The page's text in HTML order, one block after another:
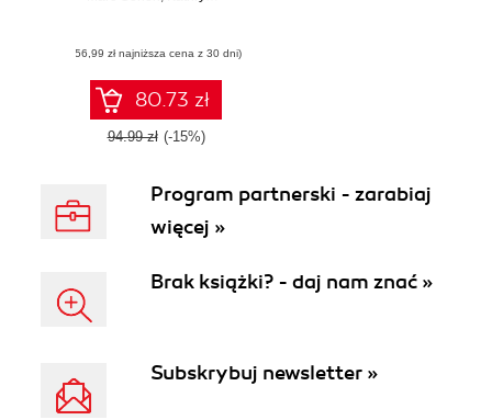
(56,99 zł najniższa cena z 30 dni)
80.73 zł
94.99 zł (-15%)
Program partnerski - zarabiaj
więcej »
Brak książki? - daj nam znać »
Subskrybuj newsletter »